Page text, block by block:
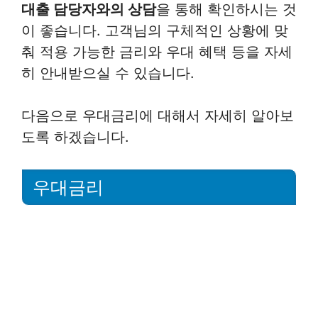
대출 담당자와의 상담을 통해 확인하시는 것
이 좋습니다. 고객님의 구체적인 상황에 맞
춰 적용 가능한 금리와 우대 혜택 등을 자세
히 안내받으실 수 있습니다.
다음으로 우대금리에 대해서 자세히 알아보
도록 하겠습니다.
우대금리